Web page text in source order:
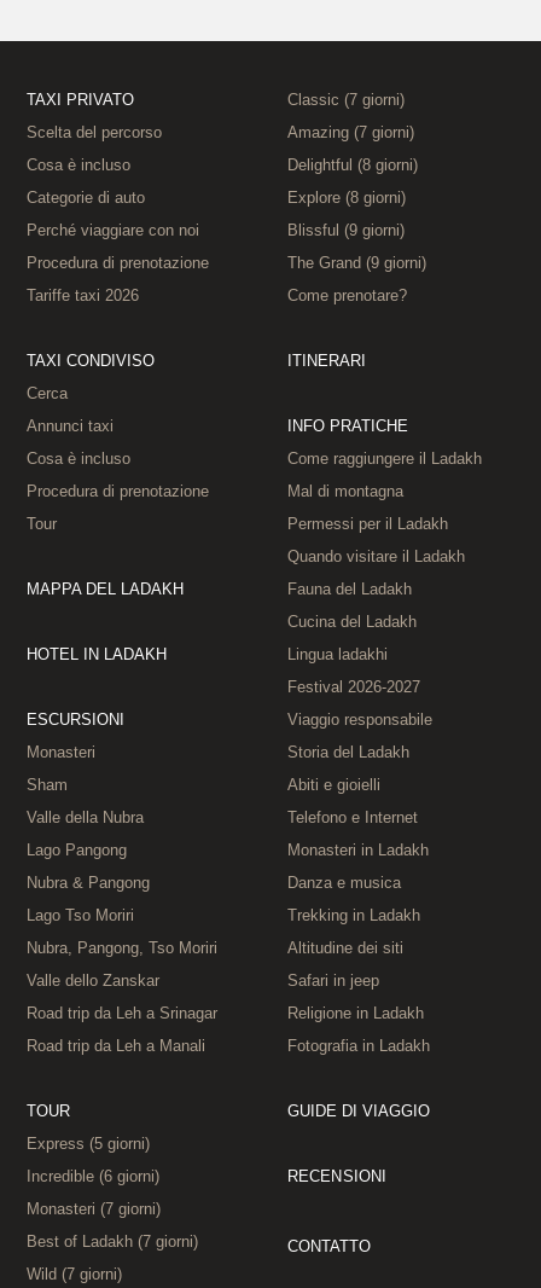
TAXI PRIVATO
Scelta del percorso
Cosa è incluso
Categorie di auto
Perché viaggiare con noi
Procedura di prenotazione
Tariffe taxi 2026
TAXI CONDIVISO
Cerca
Annunci taxi
Cosa è incluso
Procedura di prenotazione
Tour
MAPPA DEL LADAKH
HOTEL IN LADAKH
ESCURSIONI
Monasteri
Sham
Valle della Nubra
Lago Pangong
Nubra & Pangong
Lago Tso Moriri
Nubra, Pangong, Tso Moriri
Valle dello Zanskar
Road trip da Leh a Srinagar
Road trip da Leh a Manali
TOUR
Express (5 giorni)
Incredible (6 giorni)
Monasteri (7 giorni)
Best of Ladakh (7 giorni)
Wild (7 giorni)
Classic (7 giorni)
Amazing (7 giorni)
Delightful (8 giorni)
Explore (8 giorni)
Blissful (9 giorni)
The Grand (9 giorni)
Come prenotare?
ITINERARI
INFO PRATICHE
Come raggiungere il Ladakh
Mal di montagna
Permessi per il Ladakh
Quando visitare il Ladakh
Fauna del Ladakh
Cucina del Ladakh
Lingua ladakhi
Festival 2026‑2027
Viaggio responsabile
Storia del Ladakh
Abiti e gioielli
Telefono e Internet
Monasteri in Ladakh
Danza e musica
Trekking in Ladakh
Altitudine dei siti
Safari in jeep
Religione in Ladakh
Fotografia in Ladakh
GUIDE DI VIAGGIO
RECENSIONI
CONTATTO